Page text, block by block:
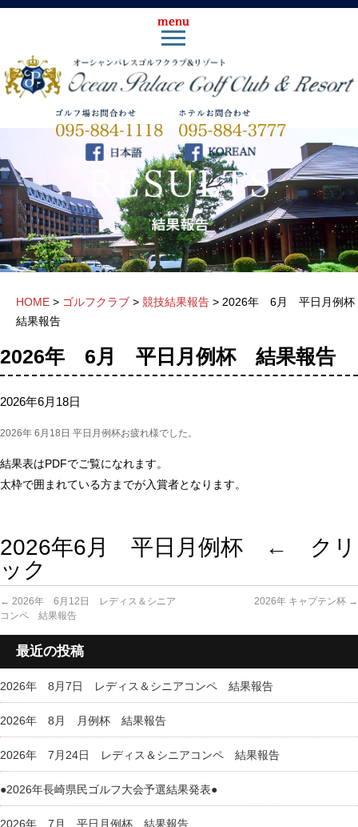
HOME > ゴルフクラブ > 競技結果報告 > 2026年 6月 平日月例
結果報告
2026年 6月 平日月例杯 結果報告
2026年6月18日
2026年 6月18日 平日月例杯お疲れ様でした。
結果表はPDFでご覧になれます。
太枠で囲まれている方までが入賞者となります。
2026年6月 平日月例杯 ← クリ
ック
← 2026年 6月12日 レディス＆シニア
コンペ 結果報告
2026年 キャプテン杯 →
最近の投稿
2026年 8月7日 レディス＆シニアコンペ 結果報告
2026年 8月 月例杯 結果報告
2026年 7月24日 レディス＆シニアコンペ 結果報告
●2026年長崎県民ゴルフ大会予選結果発表●
2026年 7月 平日月例杯 結果報告